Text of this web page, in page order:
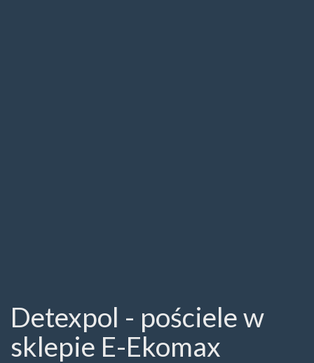
Detexpol - pościele w
sklepie E-Ekomax